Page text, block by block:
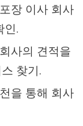
장 이사 회사
인.
사의 견적을
찾기.
을 통해 회사